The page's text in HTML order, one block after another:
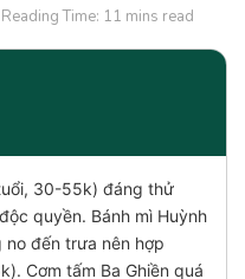
Reading Time: 11 mins read
30-55k) đáng thử
quyền. Bánh mì Huỳnh
đến trưa nên hợp
Cơm tấm Ba Ghiền quá